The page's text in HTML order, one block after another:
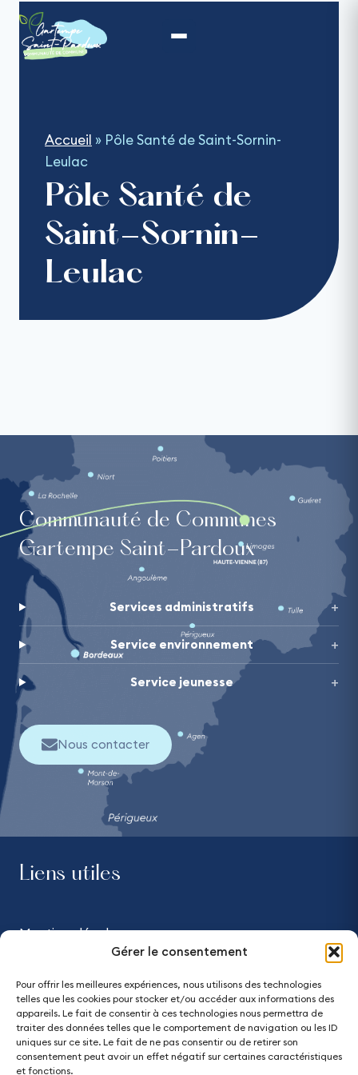
Gérer le consentement
Pour offrir les meilleures expériences, nous utilisons des technologies
telles que les cookies pour stocker et/ou accéder aux informations des
appareils. Le fait de consentir à ces technologies nous permettra de
traiter des données telles que le comportement de navigation ou les ID
uniques sur ce site. Le fait de ne pas consentir ou de retirer son
consentement peut avoir un effet négatif sur certaines caractéristiques
et fonctions.
contenu
Accueil » Pôle Santé de Saint-Sornin-
Leulac
Pôle Santé de
Saint-Sornin-
Leulac
Communauté de Communes
Gartempe Saint-Pardoux
Services administratifs
Service environnement
Service jeunesse
Nous contacter
Liens utiles
Mentions légales
Accessibilité - partiellement conforme
Plan du site